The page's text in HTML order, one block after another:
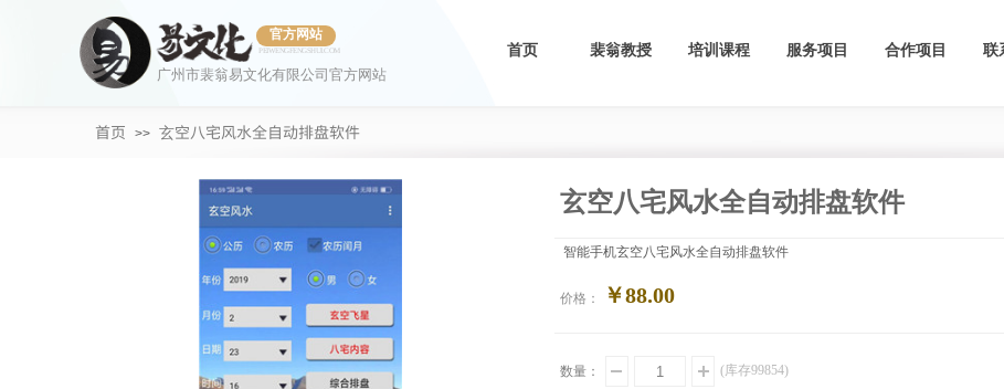
PEIWENGFENGSHUI.COM
官方网站
首页 裴翁教授 培训课程 服务项目 合作项目
联
广州市裴翁易文化有限公司官方网站
首页 >> 玄空八宅风水全自动排盘软件
玄空八宅风水全自动排盘软件
智能手机玄空八宅风水全自动排盘软件
价格： ￥88.00
数量： (库存99854)